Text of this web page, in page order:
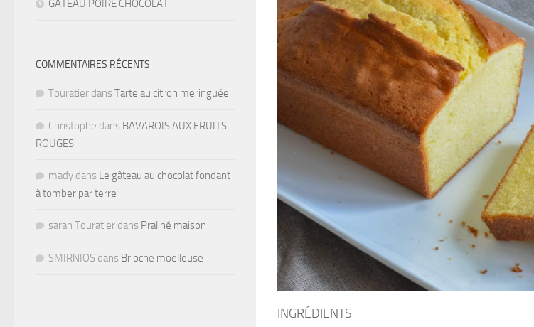
INGRÉDIENTS
GÂTEAU POIRE CHOCOLAT
COMMENTAIRES RÉCENTS
Touratier dans Tarte au citron meringuée
Christophe dans BAVAROIS AUX FRUITS
ROUGES
mady dans Le gâteau au chocolat fondant
à tomber par terre
sarah Touratier dans Praliné maison
SMIRNIOS dans Brioche moelleuse